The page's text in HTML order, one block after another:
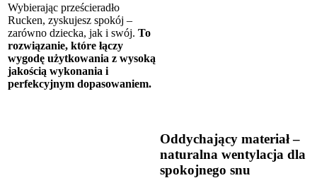
Wybierając prześcieradło
Rucken, zyskujesz spokój –
zarówno dziecka, jak i swój. To
rozwiązanie, które łączy
wygodę użytkowania z wysoką
jakością wykonania i
perfekcyjnym dopasowaniem.
Oddychający materiał –
naturalna wentylacja dla
spokojnego snu